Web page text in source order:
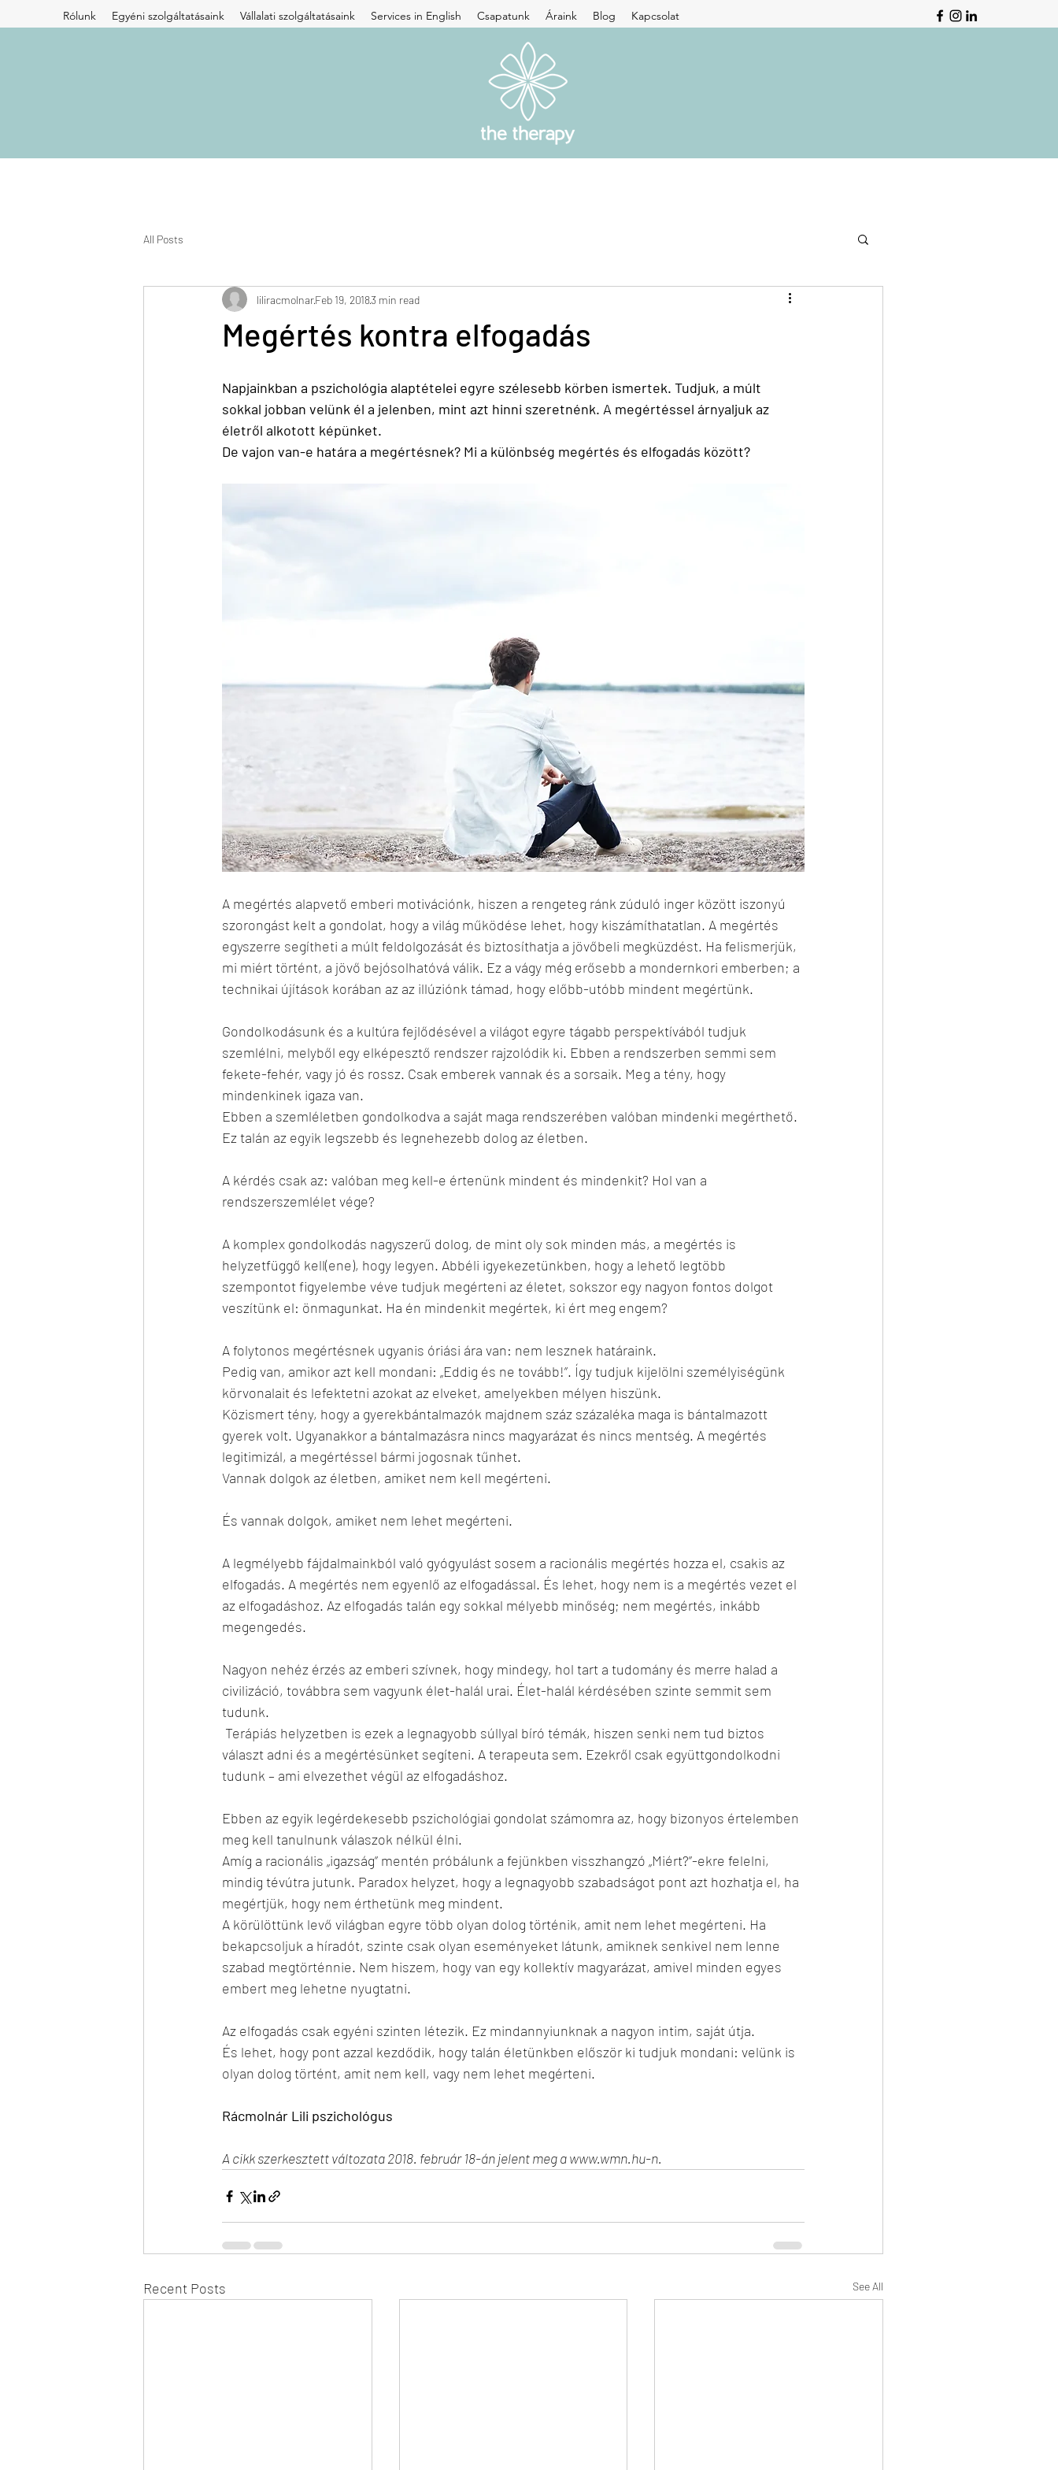
Rólunk Egyéni szolgáltatásaink Vállalati szolgáltatásaink Services in English Csapatunk Áraink Blog Kapcsolat
All Posts
Megértés kontra elfogadás
liliracmolnarFeb 19, 20183 min read
Napjainkban a pszichológia alaptételei egyre szélesebb körben ismertek. Tudjuk, a múlt
sokkal jobban velünk él a jelenben, mint azt hinni szeretnénk. A megértéssel árnyaljuk az
életről alkotott képünket.
De vajon van-e határa a megértésnek? Mi a különbség megértés és elfogadás között?
A megértés alapvető emberi motivációnk, hiszen a rengeteg ránk zúduló inger között iszonyú
szorongást kelt a gondolat, hogy a világ működése lehet, hogy kiszámíthatatlan. A megértés
egyszerre segítheti a múlt feldolgozását és biztosíthatja a jövőbeli megküzdést. Ha felismerjük,
mi miért történt, a jövő bejósolhatóvá válik. Ez a vágy még erősebb a mondernkori emberben; a
technikai újítások korában az az illúziónk támad, hogy előbb-utóbb mindent megértünk.
Gondolkodásunk és a kultúra fejlődésével a világot egyre tágabb perspektívából tudjuk
szemlélni, melyből egy elképesztő rendszer rajzolódik ki. Ebben a rendszerben semmi sem
fekete-fehér, vagy jó és rossz. Csak emberek vannak és a sorsaik. Meg a tény, hogy
mindenkinek igaza van.
Ebben a szemléletben gondolkodva a saját maga rendszerében valóban mindenki megérthető.
Ez talán az egyik legszebb és legnehezebb dolog az életben.
A kérdés csak az: valóban meg kell-e értenünk mindent és mindenkit? Hol van a
rendszerszemlélet vége?
A komplex gondolkodás nagyszerű dolog, de mint oly sok minden más, a megértés is
helyzetfüggő kell(ene), hogy legyen. Abbéli igyekezetünkben, hogy a lehető legtöbb
szempontot figyelembe véve tudjuk megérteni az életet, sokszor egy nagyon fontos dolgot
veszítünk el: önmagunkat. Ha én mindenkit megértek, ki ért meg engem?
A folytonos megértésnek ugyanis óriási ára van: nem lesznek határaink.
Pedig van, amikor azt kell mondani: „Eddig és ne tovább!”. Így tudjuk kijelölni személyiségünk
körvonalait és lefektetni azokat az elveket, amelyekben mélyen hiszünk.
Közismert tény, hogy a gyerekbántalmazók majdnem száz százaléka maga is bántalmazott
gyerek volt. Ugyanakkor a bántalmazásra nincs magyarázat és nincs mentség. A megértés
legitimizál, a megértéssel bármi jogosnak tűnhet.
Vannak dolgok az életben, amiket nem kell megérteni.
És vannak dolgok, amiket nem lehet megérteni.
A legmélyebb fájdalmainkból való gyógyulást sosem a racionális megértés hozza el, csakis az
elfogadás. A megértés nem egyenlő az elfogadással. És lehet, hogy nem is a megértés vezet el
az elfogadáshoz. Az elfogadás talán egy sokkal mélyebb minőség; nem megértés, inkább
megengedés.
Nagyon nehéz érzés az emberi szívnek, hogy mindegy, hol tart a tudomány és merre halad a
civilizáció, továbbra sem vagyunk élet-halál urai. Élet-halál kérdésében szinte semmit sem
tudunk.
választ adni és a megértésünket segíteni. A terapeuta sem. Ezekről csak együttgondolkodni
tudunk – ami elvezethet végül az elfogadáshoz.
Ebben az egyik legérdekesebb pszichológiai gondolat számomra az, hogy bizonyos értelemben
meg kell tanulnunk válaszok nélkül élni.
Amíg a racionális „igazság” mentén próbálunk a fejünkben visszhangzó „Miért?”-ekre felelni,
mindig tévútra jutunk. Paradox helyzet, hogy a legnagyobb szabadságot pont azt hozhatja el, ha
megértjük, hogy nem érthetünk meg mindent.
A körülöttünk levő világban egyre több olyan dolog történik, amit nem lehet megérteni. Ha
bekapcsoljuk a híradót, szinte csak olyan eseményeket látunk, amiknek senkivel nem lenne
szabad megtörténnie. Nem hiszem, hogy van egy kollektív magyarázat, amivel minden egyes
embert meg lehetne nyugtatni.
Az elfogadás csak egyéni szinten létezik. Ez mindannyiunknak a nagyon intim, saját útja.
És lehet, hogy pont azzal kezdődik, hogy talán életünkben először ki tudjuk mondani: velünk is
olyan dolog történt, amit nem kell, vagy nem lehet megérteni.
Rácmolnár Lili pszichológus
A cikk szerkesztett változata 2018. február 18-án jelent meg a www.wmn.hu-n.
Recent Posts See All